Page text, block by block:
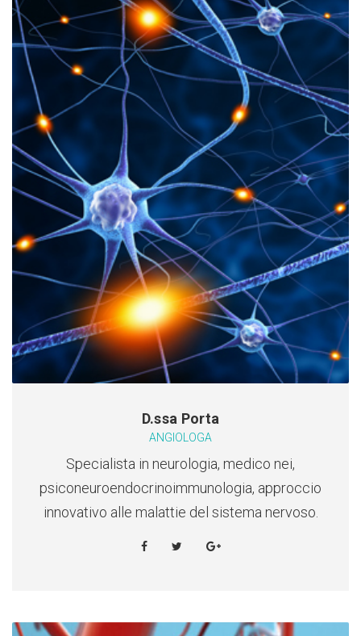
D.ssa Porta
ANGIOLOGA
Specialista in neurologia, medico nei,
psiconeuroendocrinoimmunologia, approccio
innovativo alle malattie del sistema nervoso.